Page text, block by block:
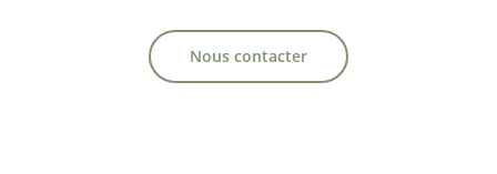
Nous contacter